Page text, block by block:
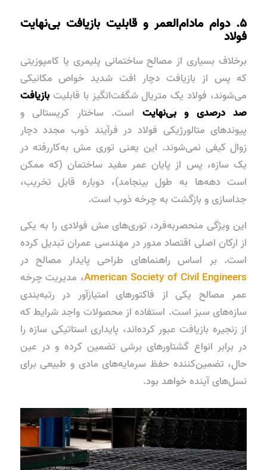
۵. دوام مادام‌العمر و قابلیت بازیافت بی‌نهایت
فولاد
برخلاف بسیاری از مصالح ساختمانی پلیمری یا کامپوزیتی
که پس از بازیافت دچار افت شدید خواص مکانیکی
می‌شوند، فولاد یک متریال شگفت‌انگیز با قابلیتبازیافت
صد درصدی و بی‌نهایت است. ساختار کریستالی و
پیوندهای متالورژیکی فولاد در فرآیند ذوب مجدد دچار
زوال کیفی نمی‌شوند. این یعنی توری مش به‌کاررفته در
یک سازه، پس از پایان عمر مفید ساختمان (که ممکن
است دهه‌ها به طول بینجامد)، دوباره قابل تخریب،
جداسازی و بازگشت به چرخه ذوب است.
این ویژگی منحصربه‌فرد، توری‌های مش فولادی را به یکی
از ارکان اصلی اقتصاد مدور در مهندسی عمران تبدیل کرده
است. بر اساس راهنماهای طراحی پایدار مصالح در
American Society of Civil Engineers، مدیریت چرخه
عمر مصالح یکی از فاکتورهای امتیازآور در رتبه‌بندی
سازه‌های سبز است. استفاده از محصولات واجد شرایط که
از زنجیره بازیافت عبور کرده‌اند، پایداری استاتیکی سازه را
در برابر انواع گشتاورهای برشی تضمین کرده و در عین
حال، تضمین‌کننده حفظ سرمایه‌های مادی و طبیعی برای
نسل‌های آینده خواهد بود.